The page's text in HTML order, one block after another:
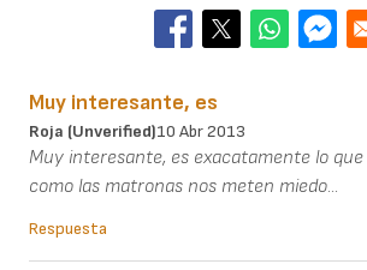
Muy interesante, es
Roja (unverified)10 Abr 2013
Muy interesante, es exacatamente lo que
como las matronas nos meten miedo...
Respuesta